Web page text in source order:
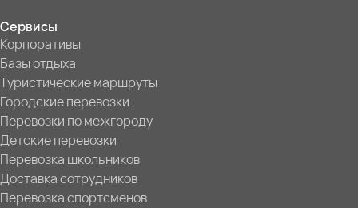
Сервисы
Корпоративы
Базы отдыха
Туристические маршруты
Городские перевозки
Перевозки по межгороду
Детские перевозки
Перевозка школьников
Доставка сотрудников
Перевозка спортсменов